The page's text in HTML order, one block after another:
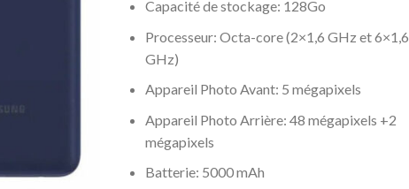
Capacité de stockage: 128Go
Processeur: Octa-core (2×1,6 GHz et 6×1,6
GHz)
Appareil Photo Avant: 5 mégapixels
Appareil Photo Arrière: 48 mégapixels +2
mégapixels
Batterie: 5000 mAh